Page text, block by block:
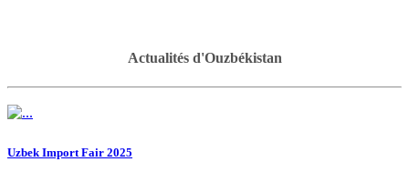
Actualités d'Ouzbékistan
Uzbek Import Fair 2025